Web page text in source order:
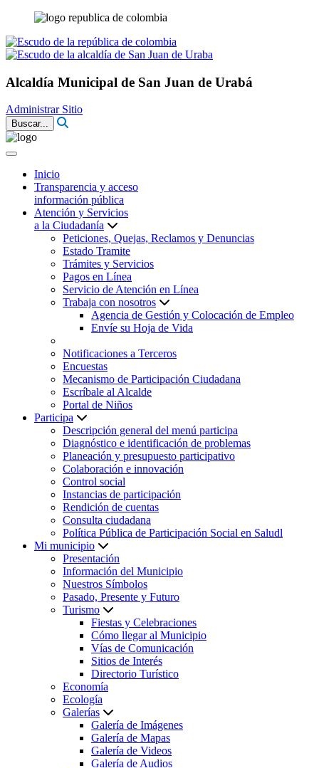
Alcaldía Municipal de San Juan de Urabá
Administrar Sitio
Buscar...
Inicio
Transparencia y acceso
información pública
Atención y Servicios
a la Ciudadanía
Peticiones, Quejas, Reclamos y Denuncias
Estado Tramite
Trámites y Servicios
Pagos en Línea
Servicio de Atención en Línea
Trabaja con nosotros
Agencia de Gestión y Colocación de Empleo
Envíe su Hoja de Vida
Notificaciones a Terceros
Encuestas
Mecanismo de Participación Ciudadana
Escríbale al Alcalde
Portal de Niños
Participa
Descripción general del menú participa
Diagnóstico e identificación de problemas
Planeación y presupuesto participativo
Colaboración e innovación
Control social
Instancias de participación
Rendición de cuentas
Consulta ciudadana
Política Pública de Participación Social en Saludl
Mi municipio
Presentación
Información del Municipio
Nuestros Símbolos
Pasado, Presente y Futuro
Turismo
Fiestas y Celebraciones
Cómo llegar al Municipio
Vías de Comunicación
Sitios de Interés
Directorio Turístico
Economía
Ecología
Galerías
Galería de Imágenes
Galería de Mapas
Galería de Videos
Galería de Audios